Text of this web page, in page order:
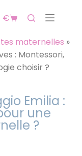
€
maternelles »
: Montessori,
choisir ?
Emilia :
une
?